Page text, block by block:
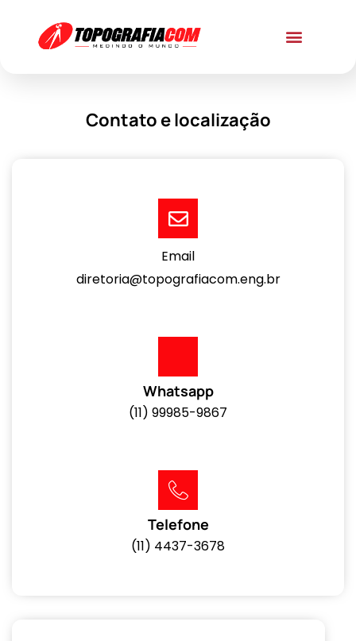
Contato e localização
Email
diretoria@topografiacom.eng.br
Whatsapp
(11) 99985-9867
Telefone
(11) 4437-3678